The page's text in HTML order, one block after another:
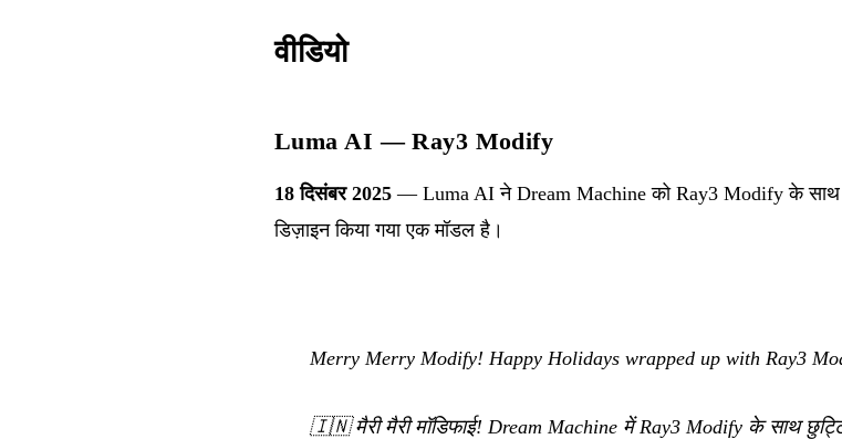
वीडियो
Luma AI — Ray3 Modify
18 दिसंबर 2025 — Luma AI ने Dream Machine को Ray3 Modify के साथ
डिज़ाइन किया गया एक मॉडल है।
Merry Merry Modify! Happy Holidays wrapped up with Ray3
🇮🇳मैरी मैरी मॉडिफाई! Dream Machine में Ray3 Modify के साथ